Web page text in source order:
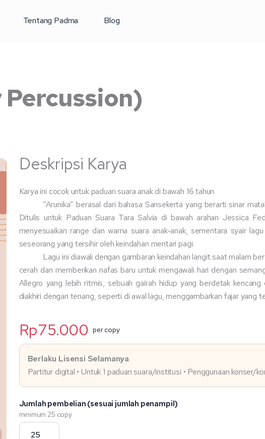
Tentang Padma Blog
Deskripsi Karya
Karya ini cocok untuk paduan suara anak di bawah 16 tahun
“Arunika” berasal dari bahasa Sansekerta yang berarti sinar
Ditulis untuk Paduan Suara Tara Salvia di bawah arahan Jessica
menyesuaikan range dan warna suara anak-anak, sementara syair
seseorang yang tersihir oleh keindahan mentari pagi.
Lagu ini diawali dengan gambaran keindahan langit saat malam
cerah dan memberikan nafas baru untuk mengawali hari dengan
Allegro yang lebih ritmis, sebuah gairah hidup yang berdetak kencang
diakhiri dengan tenang, seperti di awal lagu, menggambarkan fajar yang
Rp75.000 per copy
Berlaku Lisensi Selamanya
Partitur digital • Untuk 1 paduan suara/institusi • Penggunaan konser/
Jumlah pembelian (sesuai jumlah penampil)
minimum 25 copy
Kuantitas